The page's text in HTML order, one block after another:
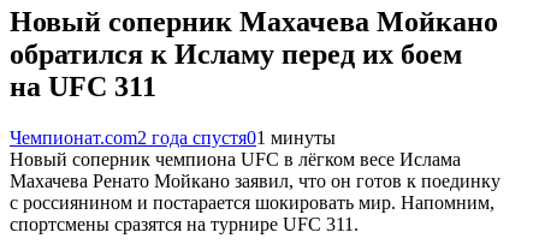
Новый соперник Махачева Мойкано
обратился к Исламу перед их боем
на UFC 311
Чемпионат.com2 года спустя01 минуты
Новый соперник чемпиона UFC в лёгком весе Ислама
Махачева Ренато Мойкано заявил, что он готов к поединку
с россиянином и постарается шокировать мир. Напомним,
спортсмены сразятся на турнире UFC 311.